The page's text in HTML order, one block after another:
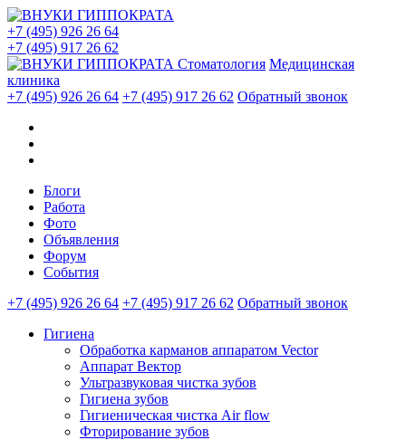
+7 (495) 926 26 64
+7 (495) 917 26 62
Стоматология Медицинская
клиника
+7 (495) 926 26 64 +7 (495) 917 26 62 Обратный звонок
Блоги
Работа
Фото
Объявления
Форум
События
+7 (495) 926 26 64 +7 (495) 917 26 62 Обратный звонок
Гигиена
Обработка карманов аппаратом Vector
Аппарат Вектор
Ультразвуковая чистка зубов
Гигиена зубов
Гигиеническая чистка Air flow
Фторирование зубов